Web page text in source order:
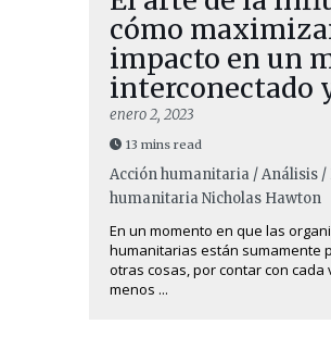
cómo
impacto en un
interconectado
enero 2, 2023
13 mins read
Acción humanitaria / Análisis
humanitariaNicholas Hawton
En un momento en que las
humanitarias están
otras cosas, por contar con cada
menos ...